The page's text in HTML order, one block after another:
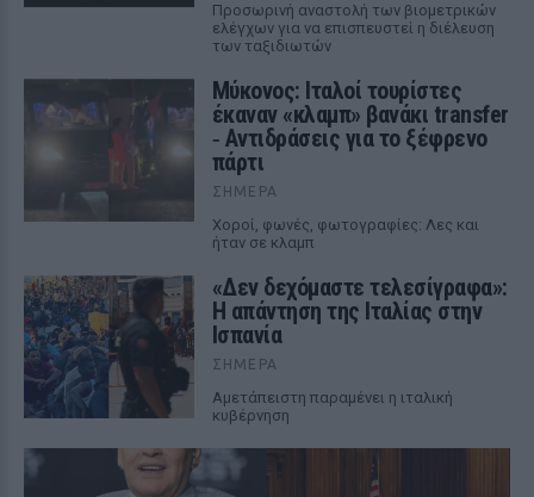
Προσωρινή αναστολή των βιομετρικών
ελέγχων για να επισπευστεί η διέλευση
των ταξιδιωτών
Μύκονος: Ιταλοί τουρίστες
έκαναν «κλαμπ» βανάκι transfer
‑ Αντιδράσεις για το ξέφρενο
πάρτι
ΣΉΜΕΡΑ
Χοροί, φωνές, φωτογραφίες: Λες και
ήταν σε κλαμπ
«Δεν δεχόμαστε τελεσίγραφα»:
Η απάντηση της Ιταλίας στην
Ισπανία
ΣΉΜΕΡΑ
Αμετάπειστη παραμένει η ιταλική
κυβέρνηση